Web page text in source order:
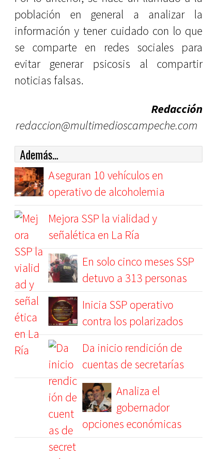
población en general a analizar la
información y tener cuidado con lo que
se comparte en redes sociales para
evitar generar psicosis al compartir
noticias falsas.
Redacción
redaccion@multimedioscampeche.com
Además...
Aseguran 10 vehículos en
operativo de alcoholemia
Mejora SSP la vialidad y
señalética en La Ría
En solo cinco meses SSP
detuvo a 313 personas
Inicia SSP operativo
contra los polarizados
Da inicio rendición de
cuentas de secretarías
Analiza el
gobernador
opciones económicas